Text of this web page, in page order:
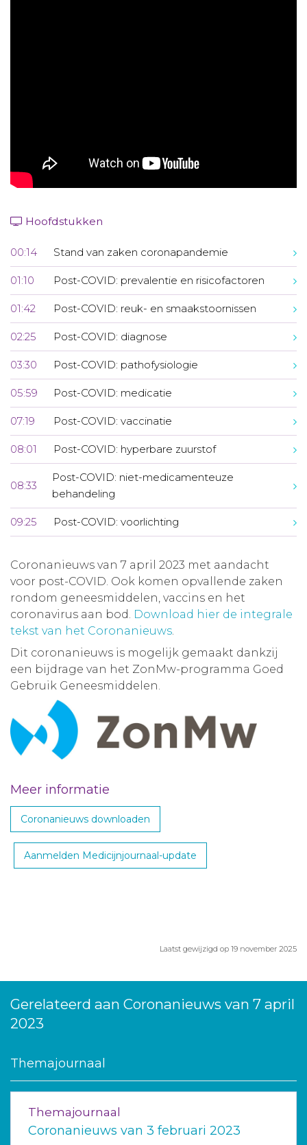
Hoofdstukken
00:14 Stand van zaken coronapandemie
01:10 Post-COVID: prevalentie en risicofactoren
01:42 Post-COVID: reuk- en smaakstoornissen
02:25 Post-COVID: diagnose
03:30 Post-COVID: pathofysiologie
05:59 Post-COVID: medicatie
07:19 Post-COVID: vaccinatie
08:01 Post-COVID: hyperbare zuurstof
08:33
Post-COVID: niet-medicamenteuze
behandeling
09:25 Post-COVID: voorlichting
Coronanieuws van 7 april 2023 met aandacht
voor post-COVID. Ook komen opvallende zaken
rondom geneesmiddelen, vaccins en het
coronavirus aan bod. Download hier de integrale
tekst van het Coronanieuws.
Dit coronanieuws is mogelijk gemaakt dankzij
een bijdrage van het ZonMw-programma Goed
Gebruik Geneesmiddelen.
Meer informatie
Coronanieuws downloaden
Aanmelden Medicijnjournaal-update
Laatst gewijzigd op 19 november 2025
Gerelateerd aan Coronanieuws van 7 april
2023
Themajournaal
Themajournaal
Coronanieuws van 3 februari 2023